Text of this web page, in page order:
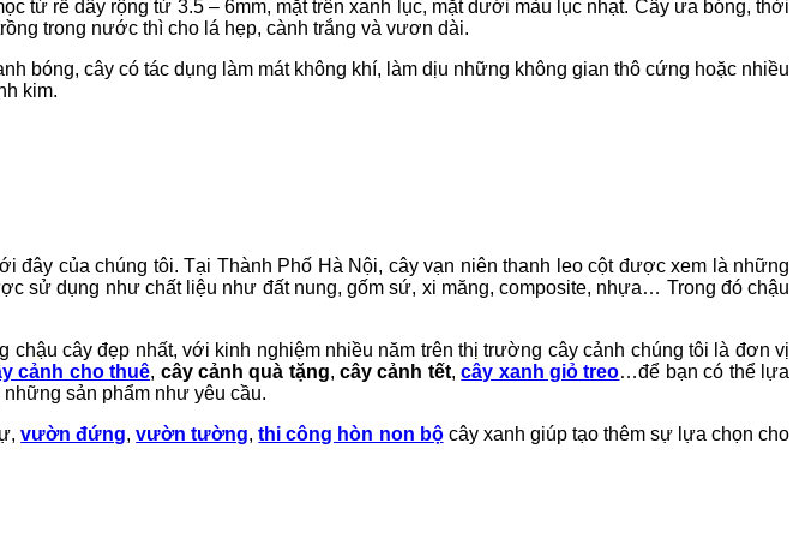
từ rễ dây rộng từ 3.5 – 6mm, mặt trên xanh lục, mặt dưới màu lục nhạt. Cây ưa bóng, thời
trong nước thì cho lá hẹp, cành trắng và vươn dài.
bóng, cây có tác dụng làm mát không khí, làm dịu những không gian thô cứng hoặc nhiều
kim.
đây của chúng tôi. Tại Thành Phố Hà Nội, cây vạn niên thanh leo cột được xem là những
sử dụng như chất liệu như đất nung, gốm sứ, xi măng, composite, nhựa… Trong đó chậu
chậu cây đẹp nhất, với kinh nghiệm nhiều năm trên thị trường cây cảnh chúng tôi là đơn vị
cảnh cho thuê, cây cảnh quà tặng,cây cảnh tết,cây xanh giỏ treo…để bạn có thể lựa
sản phẩm như yêu cầu.
vườn đứng,vườn tường,thi công hòn non bộcây xanh giúp tạo thêm sự lựa chọn cho